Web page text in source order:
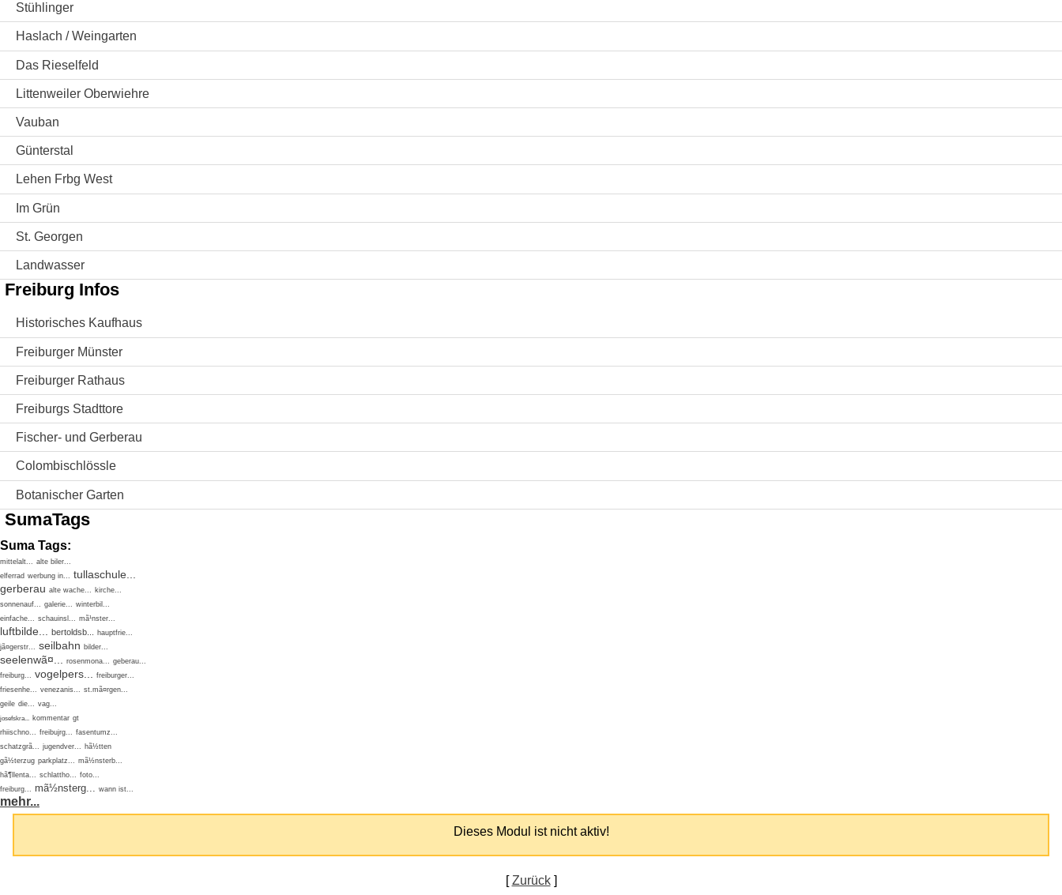
Stühlinger
Haslach / Weingarten
Das Rieselfeld
Littenweiler Oberwiehre
Vauban
Günterstal
Lehen Frbg West
Im Grün
St. Georgen
Landwasser
Freiburg Infos
Historisches Kaufhaus
Freiburger Münster
Freiburger Rathaus
Freiburgs Stadttore
Fischer- und Gerberau
Colombischlössle
Botanischer Garten
SumaTags
Suma Tags:
mittelalt... alte biler...
elferrad werbung in... tullaschule...
gerberau alte wache... kirche...
sonnenauf... galerie... winterbil...
einfache... schauinsl... mã¹nster...
luftbilde... bertoldsb...
hauptfrie...
jã¤gerstr... seilbahn bilder...
seelenwã¤... rosenmona... geberau...
freiburg... vogelpers...
freiburger...
friesenhe... venezanis... st.mã¤rgen...
geile die... vag...
josefskra... kommentar gt
rhiischno... freibujrg... fasentumz...
schatzgrã... jugendver... hã½tten
gã½terzug parkplatz... mã½nsterb...
hã¶llenta... schlattho... foto...
freiburg... mã½nsterg... wann ist...
mehr...
Dieses Modul ist nicht aktiv!
Zurück]